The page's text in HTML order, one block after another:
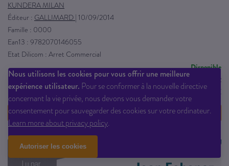
Nous utilisons les cookies pour vous offrir une meilleure
expérience utilisateur. Pour se conformer à la nouvelle directive
concernant la vie privée, nous devons vous demander votre
consentement pour sauvegarder des cookies sur votre ordinateur.
Learn more about privacy policy.
Autoriser les cookies
KUNDERA MILAN
Éditeur : GALLIMARD 10/09/2014
Famille : 0000
Ean13 : 9782070146055
Etat Dilicom : Arret Commercial
Disponible
Qté dispo en magasin : 2
24,90 € PPTTC
VOIR LE DÉTAIL